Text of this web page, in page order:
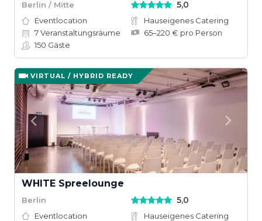
Berlin / Mitte 5,0
Eventlocation
Hauseigenes Catering
7Veranstaltungsräume
65–220 € pro Person
150 Gäste
VIRTUAL / HYBRID READY
WHITE Spreelounge
Berlin 5,0
Eventlocation
Hauseigenes Catering